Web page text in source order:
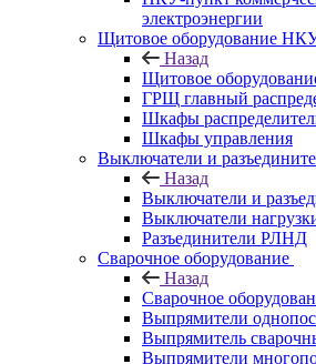
электроэнергии
Щитовое оборудование
Назад
Щитовое
ГРЩ главный
Шкафы
Шкафы управления
Выключатели и
Назад
Выключатели и
Выключатели
Разъединители РЛНД
Сварочное оборудование
Назад
Сварочное
Выпрямители
Выпрямитель
Выпрямители